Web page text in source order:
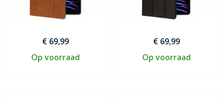
€ 69,99
Op voorraad
€ 69,99
Op voorraad